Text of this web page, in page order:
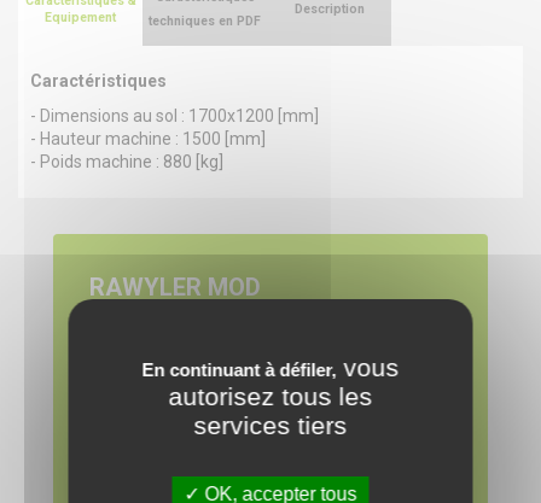
En continuant à défiler, vous
autorisez tous les
services tiers
OK, accepter tous
Equipement
Caractéristiques
- Dimensions au sol : 1700x1200 [mm]
- Hauteur machine : 1500 [mm]
- Poids machine : 880 [kg]
techniques en PDF
Description
RAWYLER MOD
Demandez un devis pour les produits qui vous
intéressent.Pour pouvoir visionner
cette vidéo, vous devez